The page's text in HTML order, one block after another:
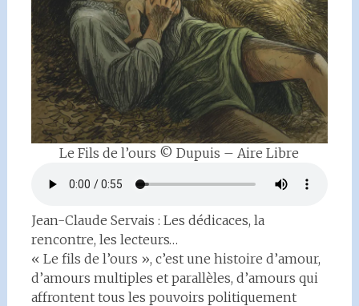
Le Fils de l’ours © Dupuis – Aire Libre
Jean-Claude Servais : Les dédicaces, la
rencontre, les lecteurs…
« Le fils de l’ours », c’est une histoire d’amour,
d’amours multiples et parallèles, d’amours qui
affrontent tous les pouvoirs politiquement